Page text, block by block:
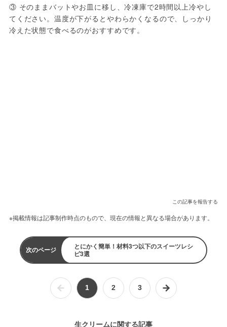
③ そのままバットやお皿に移し、冷凍庫で2時間以上冷やし
てください。温度が下がるとやわらかくなるので、しっかり
冷えた状態で食べるのがおすすめです。
この記事を報告する
※掲載情報は記事制作時点のもので、現在の情報と異なる場合があります。
次のページ
とにかく簡単！材料3つ以下のスイーツレシ
ピ3選
1 2 3
生クリームに関する記事